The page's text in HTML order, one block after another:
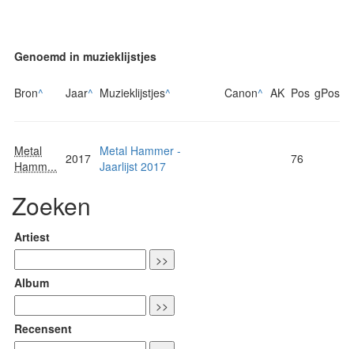
Genoemd in muzieklijstjes
Bron^ Jaar^ Muzieklijstjes^ Canon^ AK Pos gPos
Metal
Hamm... 2017 Metal Hammer -
Jaarlijst 2017
76
Zoeken
Artiest
Album
Recensent